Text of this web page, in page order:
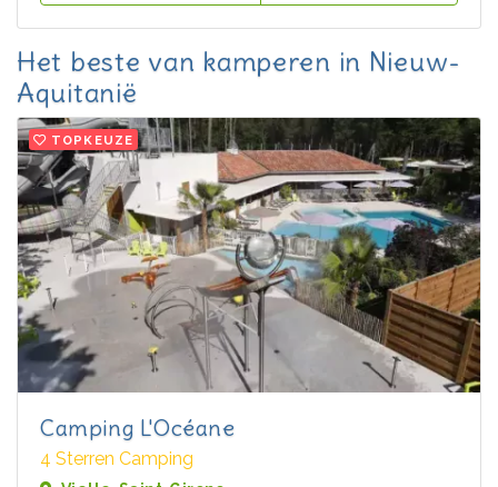
Het beste van kamperen in Nieuw-
Aquitanië
TOPKEUZE
Camping L'Océane
4 Sterren Camping